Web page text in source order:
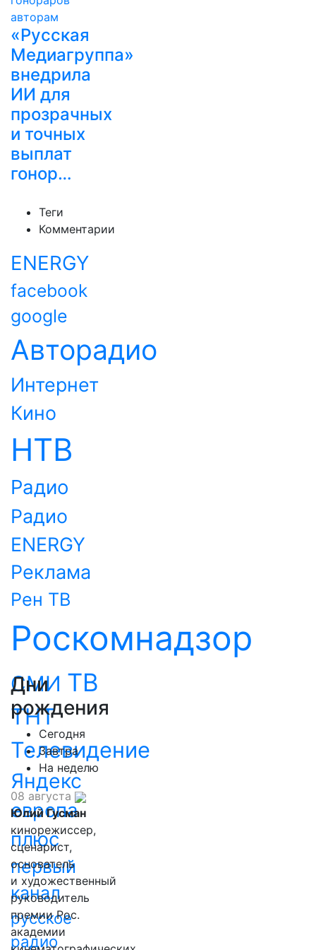
«Русская
Медиагруппа»
внедрила
ИИ для
прозрачных
и точных
выплат
гонор…
Теги
Комментарии
ENERGY
facebook
google
Авторадио
Интернет
Кино
НТВ
Радио
Радио
ENERGY
Реклама
Рен ТВ
Роскомнадзор
СМИ ТВ
ТНТ
Телевидение
Яндекс
европа
плюс
первый
канал
русское
радио
Дни
рождения
Сегодня
Завтра
На неделю
08 августа
Юлий Гусман
кинорежиссер,
сценарист,
основатель
и художественный
руководитель
премии Рос.
академии